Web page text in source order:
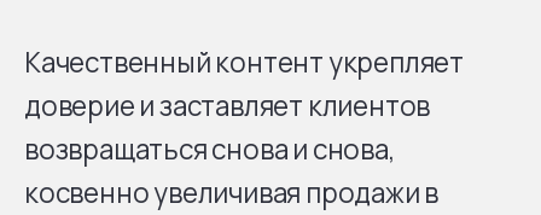
Качественный контент укрепляет
доверие и заставляет клиентов
возвращаться снова и снова,
косвенно увеличивая продажи в